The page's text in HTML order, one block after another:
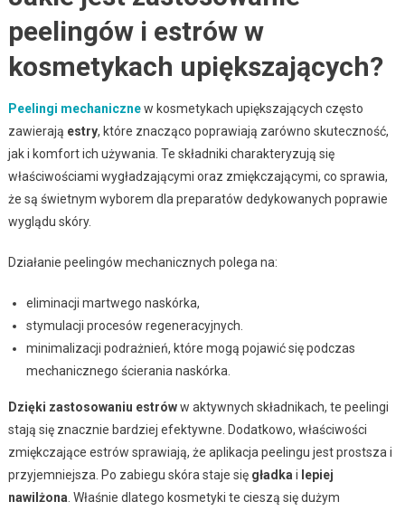
peelingów i estrów w
kosmetykach upiększających?
Peelingi mechanicznew kosmetykach upiększających często
zawierają estry, które znacząco poprawiają zarówno skuteczność,
jak i komfort ich używania. Te składniki charakteryzują się
właściwościami wygładzającymi oraz zmiękczającymi, co sprawia,
że są świetnym wyborem dla preparatów dedykowanych poprawie
wyglądu skóry.
Działanie peelingów mechanicznych polega na:
eliminacji martwego naskórka,
stymulacji procesów regeneracyjnych.
minimalizacji podrażnień, które mogą pojawić się podczas
mechanicznego ścierania naskórka.
Dzięki zastosowaniu estróww aktywnych składnikach, te peelingi
stają się znacznie bardziej efektywne. Dodatkowo, właściwości
zmiękczające estrów sprawiają, że aplikacja peelingu jest prostsza i
przyjemniejsza. Po zabiegu skóra staje się gładka i lepiej
nawilżona . Właśnie dlatego kosmetyki te cieszą się dużym